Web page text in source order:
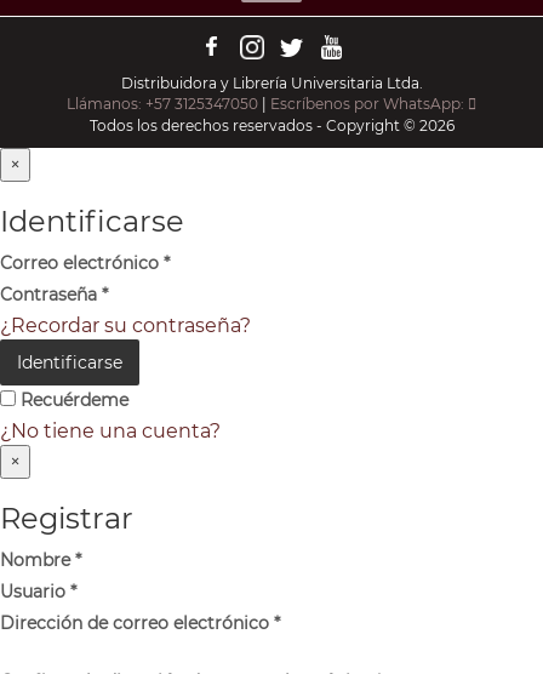
Distribuidora y Librería Universitaria Ltda.
Llámanos: +57 3125347050 | Escríbenos por WhatsApp:
Todos los derechos reservados - Copyright © 2026
×
Identificarse
Correo electrónico *
Contraseña *
¿Recordar su contraseña?
Identificarse
Recuérdeme
¿No tiene una cuenta?
×
Registrar
Nombre*
Usuario *
Dirección de correo electrónico *